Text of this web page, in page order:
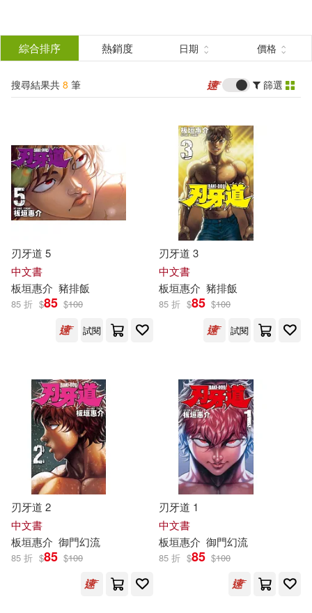
結
篩
選
分類 (單選)
所有商品(8) 圖書(8)
作者 (可複選)
板垣惠介(8)
出版社 (可複選)
長鴻出版社(8)
配送方式 (可複選)
可超商取貨(8) 可海外宅配(8)
可港澳店取(8)
可新加坡店取(8)
可菲律賓店取(8)
綜合排序 熱銷度 日期 價格
搜尋結果共 8 筆 篩選
刃牙道 5
中文書
板垣惠介 豬排飯
85 折 $85 $100
試閱
刃牙道 3
中文書
板垣惠介 豬排飯
85 折 $85 $100
試閱
刃牙道 2
中文書
板垣惠介 御門幻流
85 折 $85 $100
刃牙道 1
中文書
板垣惠介 御門幻流
85 折 $85 $100